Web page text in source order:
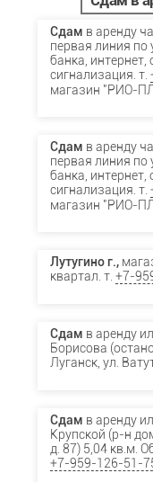
Сдам в аренду
первая линия
банка,
сигнализация. т.
магазин "РИО-
Сдам в аренду
первая линия
банка,
сигнализация. т.
магазин "РИО-
Лутугино г.,
квартал. т. +7-
Сдам в аренду
Борисова
Луганск, ул.
Сдам в аренду
Крупской (р-н
д. 87) 5,04 кв.м.
+7-959-126-51-